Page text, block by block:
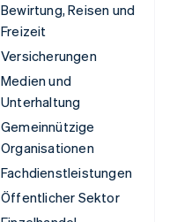
Bewirtung, Reisen und
Freizeit
Versicherungen
Medien und
Unterhaltung
Gemeinnützige
Organisationen
Fachdienstleistungen
Öffentlicher Sektor